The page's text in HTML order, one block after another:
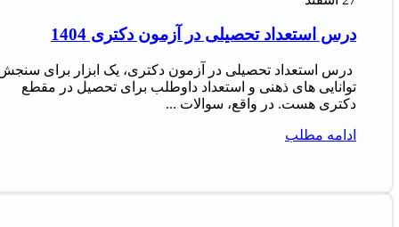
درس استعداد تحصیلی در آزمون دکتری 1404
درس استعداد تحصیلی در آزمون دکتری، یک ابزار برای
توانایی های ذهنی و استعداد داوطلب برای تحصیل در مقطع
دکتری هست. در واقع، سوالات ...
ادامه مطلب